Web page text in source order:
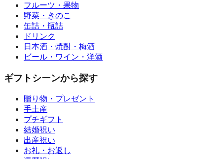
フルーツ・果物
野菜・きのこ
缶詰・瓶詰
ドリンク
日本酒・焼酎・梅酒
ビール・ワイン・洋酒
ギフトシーンから探す
贈り物・プレゼント
手土産
プチギフト
結婚祝い
出産祝い
お礼・お返し